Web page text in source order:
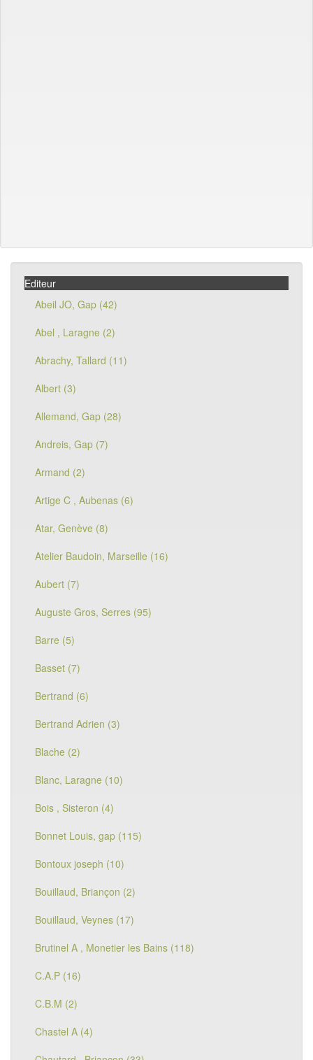
Editeur
Abeil JO, Gap (42)
Abel , Laragne (2)
Abrachy, Tallard (11)
Albert (3)
Allemand, Gap (28)
Andreis, Gap (7)
Armand (2)
Artige C , Aubenas (6)
Atar, Genève (8)
Atelier Baudoin, Marseille (16)
Aubert (7)
Auguste Gros, Serres (95)
Barre (5)
Basset (7)
Bertrand (6)
Bertrand Adrien (3)
Blache (2)
Blanc, Laragne (10)
Bois , Sisteron (4)
Bonnet Louis, gap (115)
Bontoux joseph (10)
Bouillaud, Briançon (2)
Bouillaud, Veynes (17)
Brutinel A , Monetier les Bains (118)
C.A.P (16)
C.B.M (2)
Chastel A (4)